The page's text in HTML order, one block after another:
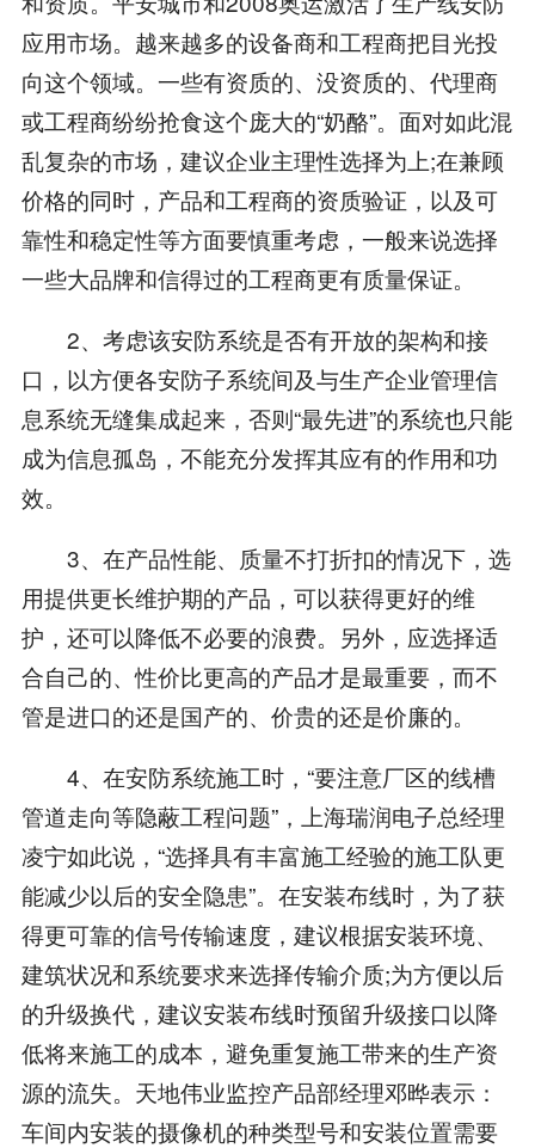
应用市场。越来越多的设备商和工程商把目光投
向这个领域。一些有资质的、没资质的、代理商
或工程商纷纷抢食这个庞大的“奶酪”。面对如此混
乱复杂的市场，建议企业主理性选择为上;在兼顾
价格的同时，产品和工程商的资质验证，以及可
靠性和稳定性等方面要慎重考虑，一般来说选择
一些大品牌和信得过的工程商更有质量保证。
2、考虑该安防系统是否有开放的架构和接
口，以方便各安防子系统间及与生产企业管理信
息系统无缝集成起来，否则“最先进”的系统也只能
成为信息孤岛，不能充分发挥其应有的作用和功
效。
3、在产品性能、质量不打折扣的情况下，选
用提供更长维护期的产品，可以获得更好的维
护，还可以降低不必要的浪费。另外，应选择适
合自己的、性价比更高的产品才是最重要，而不
管是进口的还是国产的、价贵的还是价廉的。
4、在安防系统施工时，“要注意厂区的线槽
管道走向等隐蔽工程问题”，上海瑞润电子总经理
凌宁如此说，“选择具有丰富施工经验的施工队更
能减少以后的安全隐患”。在安装布线时，为了获
得更可靠的信号传输速度，建议根据安装环境、
建筑状况和系统要求来选择传输介质;为方便以后
的升级换代，建议安装布线时预留升级接口以降
低将来施工的成本，避免重复施工带来的生产资
源的流失。天地伟业监控产品部经理邓晔表示：
车间内安装的摄像机的种类型号和安装位置需要